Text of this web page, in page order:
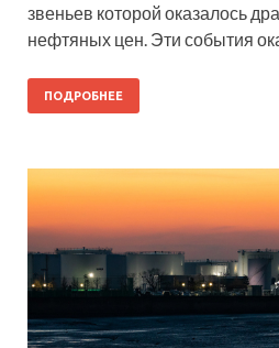
звеньев которой оказалось
нефтяных цен. Эти события
ПОДРОБНЕЕ